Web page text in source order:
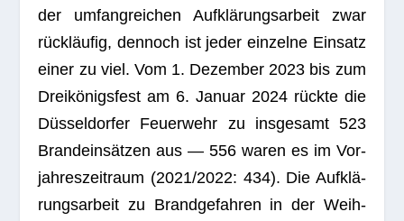
der umfang­rei­chen Auf­klä­rungs­ar­beit zwar
rück­läu­fig, den­noch ist jeder ein­zelne Ein­satz
einer zu viel. Vom 1. Dezem­ber 2023 bis zum
Drei­kö­nigs­fest am 6. Januar 2024 rückte die
Düs­sel­dor­fer Feu­er­wehr zu ins­ge­samt 523
Brand­ein­sät­zen aus — 556 waren es im Vor­
jah­res­zeit­raum (2021/2022: 434). Die Auf­klä­
rungs­ar­beit zu Brand­ge­fah­ren in der Weih­